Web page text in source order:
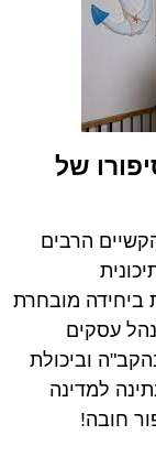
של
הרבים
ביחידה מובחרת
עסקים
וביכולת
למדינה
חובה!